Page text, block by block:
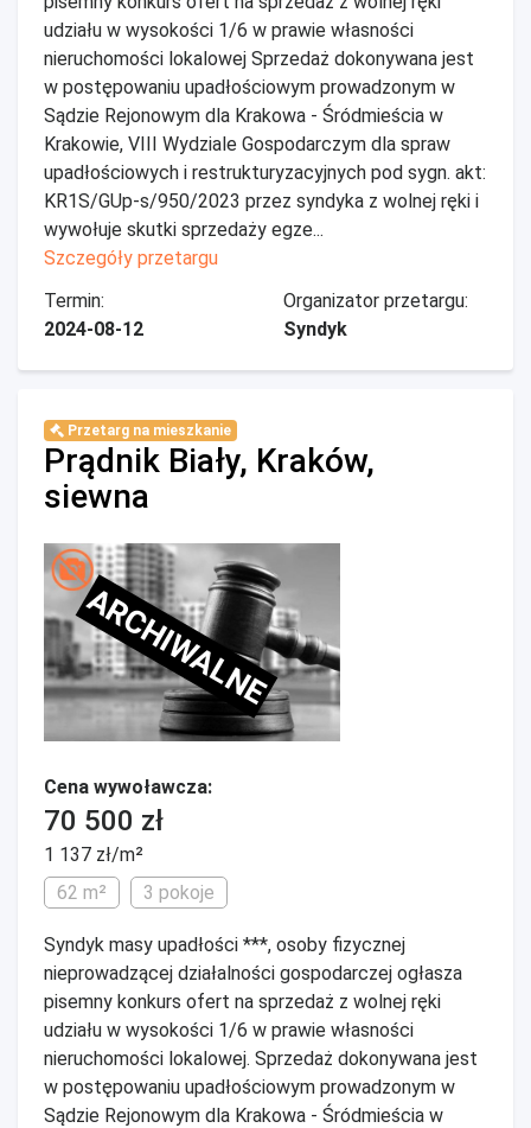
udziału w wysokości 1/6 w prawie własności
nieruchomości lokalowej Sprzedaż dokonywana jest
w postępowaniu upadłościowym prowadzonym w
Sądzie Rejonowym dla Krakowa - Śródmieścia w
Krakowie, VIII Wydziale Gospodarczym dla spraw
upadłościowych i restrukturyzacyjnych pod sygn. akt:
KR1S/GUp-s/950/2023 przez syndyka z wolnej ręki i
wywołuje skutki sprzedaży egze...
Szczegóły przetargu
Termin:
2024-08-12
Organizator przetargu:
Syndyk
Przetarg na mieszkanie
Prądnik Biały, Kraków,
siewna
ARCHIWALNE
Cena wywoławcza:
70 500 zł
1 137 zł/m²
62 m²
3 pokoje
Syndyk masy upadłości ***, osoby fizycznej
nieprowadzącej działalności gospodarczej ogłasza
pisemny konkurs ofert na sprzedaż z wolnej ręki
udziału w wysokości 1/6 w prawie własności
nieruchomości lokalowej. Sprzedaż dokonywana jest
w postępowaniu upadłościowym prowadzonym w
Sądzie Rejonowym dla Krakowa - Śródmieścia w